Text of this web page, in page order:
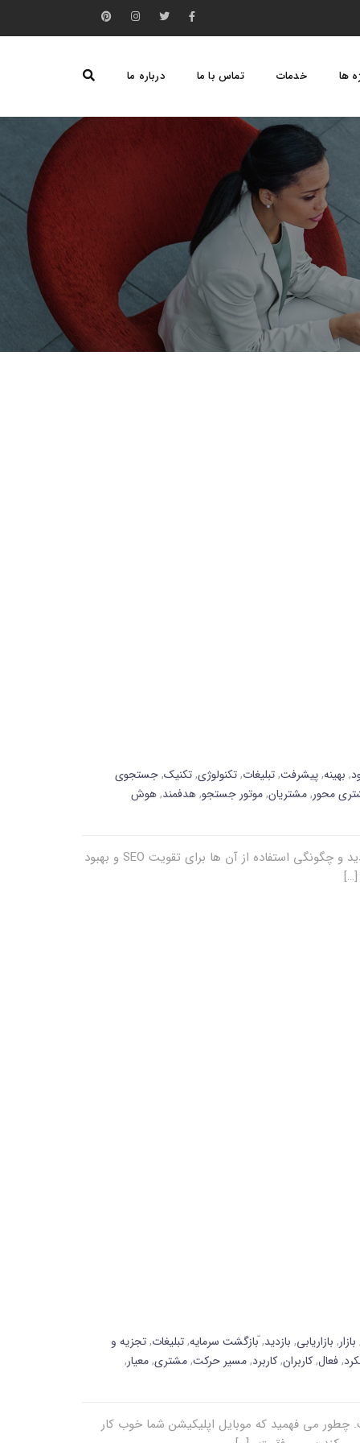
ها خدمات تماس با ما درباره ما
, بهینه,پیشرفت,تبلیغات,تکنولوژی,تکنیک,جستجوی
محور,مشتریان,موتور جستجو,هدفمند,هوش
با معرفی تکنولوژی های جدید، نحوه استفاده افراد از موتورهای جستجو تکامل می یابد. کسب و کارها باید از این تکنولوژی های جدید و چگونگی استفاده از آن ها برای تقویت SEO و بهبود
, بازار, بازاریابی, بازدید,ّبازگشت سرمایه,تبلیغات,تجزیه و
,فعال,کاربران,کاربرد,مسیر حرکت,مشتری,معیار,
چطور می فهمید که موبایل اپلیکیشن شما خوب کار